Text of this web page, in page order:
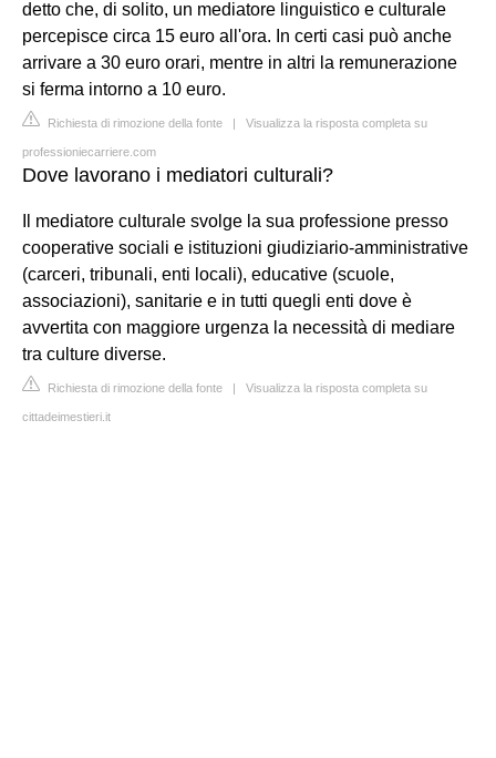
detto che, di solito, un mediatore linguistico e culturale
percepisce circa 15 euro all'ora. In certi casi può anche
arrivare a 30 euro orari, mentre in altri la remunerazione
si ferma intorno a 10 euro.
Richiesta di rimozione della fonte | Visualizza la risposta completa su
professioniecarriere.com
Dove lavorano i mediatori culturali?
Il mediatore culturale svolge la sua professione presso
cooperative sociali e istituzioni giudiziario-amministrative
(carceri, tribunali, enti locali), educative (scuole,
associazioni), sanitarie e in tutti quegli enti dove è
avvertita con maggiore urgenza la necessità di mediare
tra culture diverse.
Richiesta di rimozione della fonte | Visualizza la risposta completa su
cittadeimestieri.it